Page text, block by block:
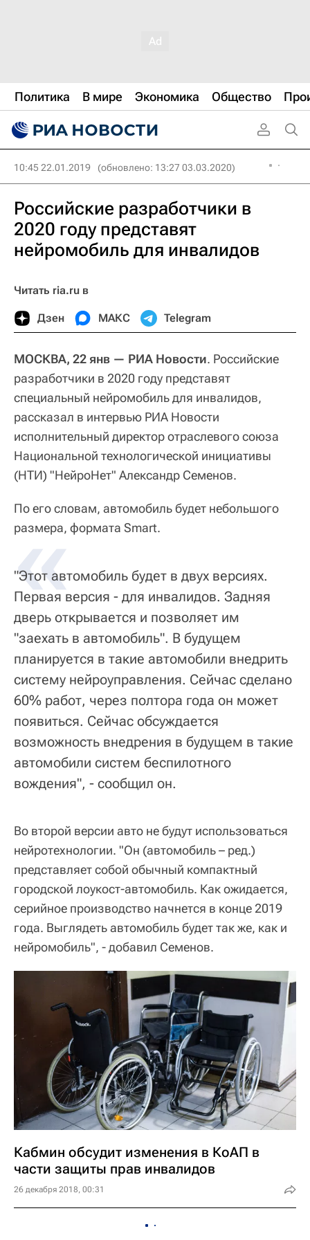
Политика В мире Экономика Общество
10:45 22.01.2019 (обновлено: 13:27 03.03.2020)
Российские разработчики в
2020 году представят
нейромобиль для инвалидов
Читать ria.ru в
Дзен МАКС Telegram
МОСКВА, 22 янв — РИА Новости. Российские
разработчики в 2020 году представят
специальный нейромобиль для инвалидов,
рассказал в интервью РИА Новости
исполнительный директор отраслевого союза
Национальной технологической инициативы
(НТИ) "НейроНет" Александр Семенов.
По его словам, автомобиль будет небольшого
размера, формата Smart.
«
"Этот автомобиль будет в двух версиях.
Первая версия - для инвалидов. Задняя
дверь открывается и позволяет им
"заехать в автомобиль". В будущем
планируется в такие автомобили внедрить
систему нейроуправления. Сейчас сделано
60% работ, через полтора года он может
появиться. Сейчас обсуждается
возможность внедрения в будущем в такие
автомобили систем беспилотного
вождения", - сообщил он.
Во второй версии авто не будут использоваться
нейротехнологии. "Он (автомобиль – ред.)
представляет собой обычный компактный
городской лоукост-автомобиль. Как ожидается,
серийное производство начнется в конце 2019
года. Выглядеть автомобиль будет так же, как и
нейромобиль", - добавил Семенов.
Кабмин обсудит изменения в КоАП в
части защиты прав инвалидов
26 декабря 2018, 00:31